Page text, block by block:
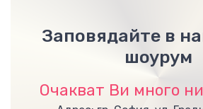
Заповядайте в
шоурум
Очакват Ви много